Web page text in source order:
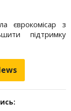
єврокомісар з
підтримку